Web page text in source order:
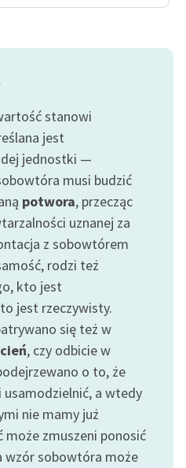
stanowi
jest
jednostki —
musi budzić
potwora, przecząc
uznanej za
z sobowtórem
rodzi też
kto jest
jest rzeczywisty.
się też w
cień, czy odbicie w
o to, że
a wtedy
nie mamy już
zmuszeni ponosić
wzór sobowtóra może